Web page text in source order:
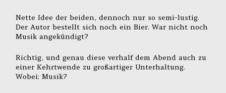
Nette Idee der beiden, dennoch nur so semi-lustig.
Der Autor bestellt sich noch ein Bier. War nicht noch
Musik angekündigt?
Richtig, und genau diese verhalf dem Abend auch zu
einer Kehrtwende zu großartiger Unterhaltung.
Wobei: Musik?